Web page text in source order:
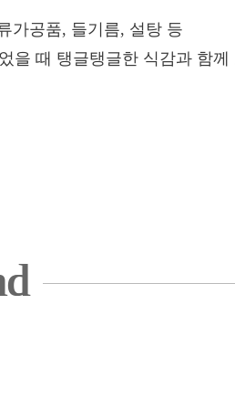
가공품, 들기름, 설탕 등
을 때 탱글탱글한 식감과 함께